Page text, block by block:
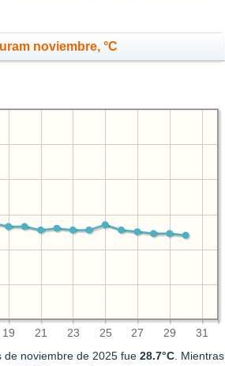
noviembre, °C
19 21 23 25 27 29 31
de noviembre de 2025 fue28.7°C. Mientras